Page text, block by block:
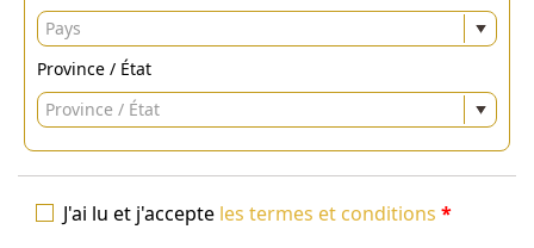
Pays
Province / État
Province / État
J'ai lu et j'accepte les termes et conditions *